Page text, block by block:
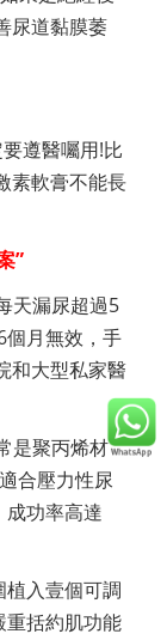
尿道黏膜萎
遵醫囑用!比
素軟膏不能長
”
天漏尿超過5
個月無效，手
和大型私家醫
是聚丙烯材
合壓力性尿
成功率高達
植入壹個可調
重括約肌功能